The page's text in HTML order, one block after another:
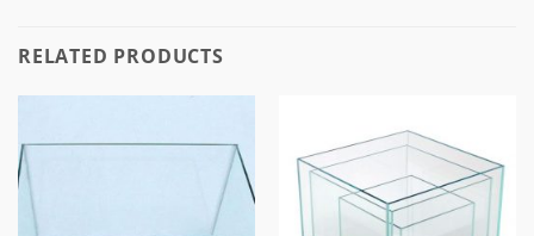
RELATED PRODUCTS